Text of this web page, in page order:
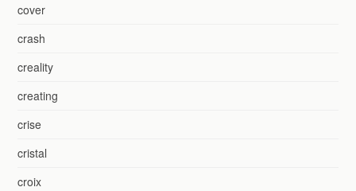
cover
crash
creality
creating
crise
cristal
croix